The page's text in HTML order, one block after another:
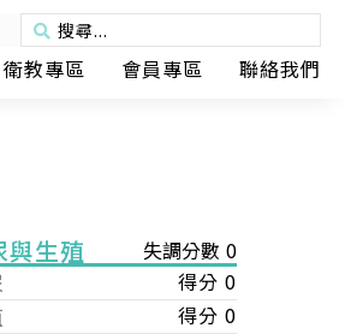
衛教專區 會員專區 聯絡我們
與生殖 失調分數 0
得分 0
得分 0